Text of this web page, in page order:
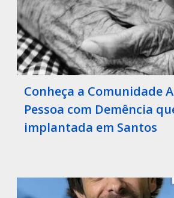
Conheça a Comunidade
Pessoa com Demência
implantada em Santos